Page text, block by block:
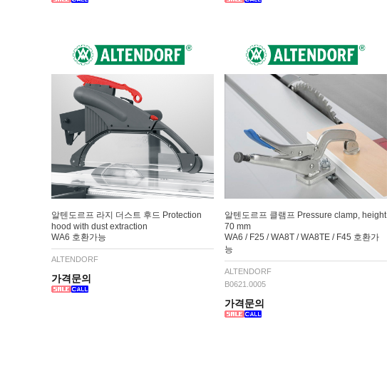
알텐도르프 라지 더스트 후드 Protection
hood with dust extraction
WA6 호환가능
ALTENDORF
가격문의
알텐도르프 클램프 Pressure clamp, height
70 mm
WA6 / F25 / WA8T / WA8TE / F45 호환가
능
ALTENDORF
B0621.0005
가격문의